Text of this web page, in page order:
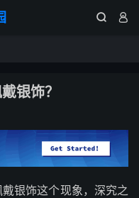
 
银饰？
银饰这个现象，深究之